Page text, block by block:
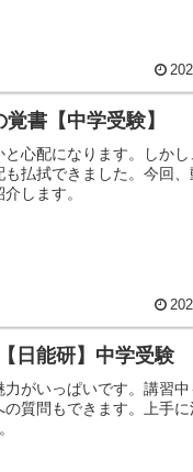
書【中学受験】
心配になります。しか
払拭できました。今回
します。
日能研】中学受験
がいっぱいです。講習
質問もできます。上手に